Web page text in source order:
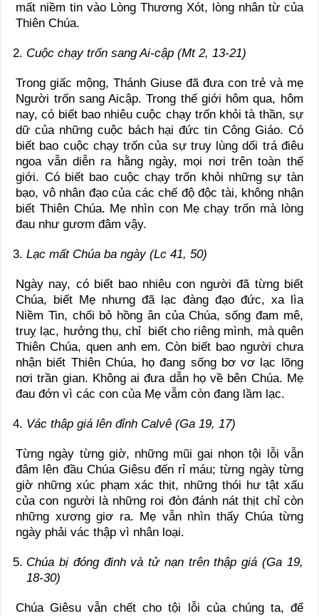
mất niềm tin vào Lòng Thương Xót, lòng nhân từ của
Thiên Chúa.
Cuộc chạy trốn sang Ai-cập (Mt 2, 13-21)
Trong giấc mộng, Thánh Giuse đã đưa con trẻ và mẹ
Người trốn sang Aicập. Trong thế giới hôm qua, hôm
nay, có biết bao nhiêu cuộc chạy trốn khỏi tà thần, sự
dữ của những cuộc bách hại đức tin Công Giáo. Có
biết bao cuộc chạy trốn của sự truy lùng dối trá điêu
ngoa vẫn diễn ra hằng ngày, mọi nơi trên toàn thế
giới. Có biết bao cuộc chạy trốn khỏi những sự tàn
bạo, vô nhân đạo của các chế độ độc tài, không nhận
biết Thiên Chúa. Mẹ nhìn con Mẹ chạy trốn mà lòng
đau như gươm đâm vậy.
Lạc mất Chúa ba ngày (Lc 41, 50)
Ngày nay, có biết bao nhiêu con người đã từng biết
Chúa, biết Mẹ nhưng đã lạc đàng đạo đức, xa lìa
Niềm Tin, chối bỏ hồng ân của Chúa, sống đam mê,
truỵ lạc, hưởng thụ, chỉ biết cho riêng mình, mà quên
Thiên Chúa, quen anh em. Còn biết bao người chưa
nhận biết Thiên Chúa, họ đang sống bơ vơ lạc lõng
nơi trần gian. Không ai đưa dẫn họ về bên Chúa. Mẹ
đau đớn vì các con của Mẹ vẫm còn đang lầm lạc.
Vác thập giá lên đỉnh Calvê (Ga 19, 17)
Từng ngày từng giờ, những mũi gai nhọn tội lỗi vẫn
đâm lên đầu Chúa Giêsu đến rỉ máu; từng ngày từng
giờ những xúc phạm xác thịt, những thói hư tật xấu
của con người là những roi đòn đánh nát thịt chỉ còn
những xương giơ ra. Mẹ vẫn nhìn thấy Chúa từng
ngày phải vác thập vì nhân loại.
Chúa bị đóng đinh và tử nạn trên thập giá (Ga 19,
18-30)
Chúa Giêsu vẫn chết cho tội lỗi của chúng ta, để